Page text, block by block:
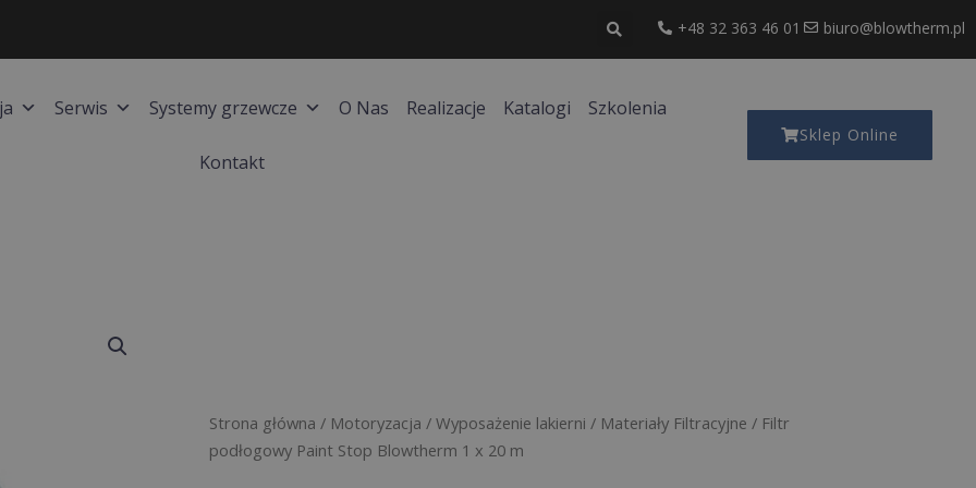
+48 32 363 46 01 biuro@blowtherm.pl
Serwis Systemy grzewcze O Nas Realizacje Katalogi Szkolenia
Kontakt
Sklep Online
Strona główna / Motoryzacja / Wyposażenie lakierni / Materiały Filtracyjne / Filtr
podłogowy Paint Stop Blowtherm 1 x 20 m